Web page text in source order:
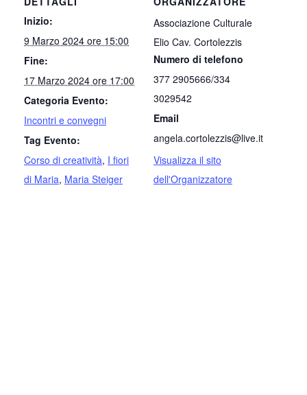
Inizio:
9 Marzo 2024 ore 15:00
Fine:
17 Marzo 2024 ore 17:00
Categoria Evento:
Incontri e convegni
Tag Evento:
Corso di creatività, I fiori
di Maria, Maria Steiger
Associazione Culturale
Elio Cav. Cortolezzis
Numero di telefono
377 2905666/334
3029542
Email
angela.cortolezzis@live.it
Visualizza il sito
dell'Organizzatore